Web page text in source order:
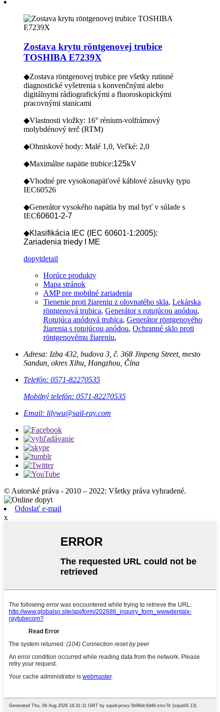
Zostava krytu röntgenovej trubice
TOSHIBA E7239X
◆Zostava röntgenovej trubice pre všetky rutinné
diagnostické vyšetrenia s konvenčnými alebo
digitálnymi rádiografickými a fluoroskopickými
pracovnými stanicami
◆Vlastnosti vložky: 16° ​​rénium-volfrámový
molybdénový terč (RTM)
◆Ohniskové body: Malé 1,0, Veľké: 2,0
◆Maximálne napätie trubice:125kV
◆Vhodné pre vysokonapäťové káblové zásuvky typu
IEC60526
◆Generátor vysokého napätia by mal byť v súlade s
IEC60601-2-7
◆Klasifikácia IEC (IEC 60601-1:2005):
Zariadenia triedy I ME
dopytdetail
Horúce produkty
Mapa stránok
AMP pre mobilné zariadenia
Tienenie proti žiareniu z olovnatého skla, Lekárska
röntgenová trubica, Generátor s rotujúcou anódou,
Rotujúca anódová trubica, Generátor röntgenového
žiarenia s rotujúcou anódou, Ochranné sklo proti
röntgenovému žiareniu,
Adresa: Izba 432, budova 3, č. 368 Jinpeng Street, mesto
Sandun, okres Xihu, Hangzhou, Čína
Telefón: 0571-82270535
Mobilný telefón: 0571-82270535
Email: lilywu@sail-ray.com
© Autorské práva - 2010 – 2022: Všetky práva vyhradené.
Odoslať e-mail
x